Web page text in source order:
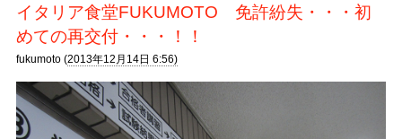
イタリア食堂FUKUMOTO 免許紛失・・・初
めての再交付・・・！！
fukumoto (2013年12月14日 6:56)